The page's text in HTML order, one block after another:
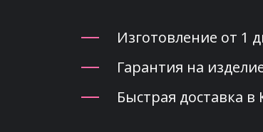
Изготовление от 1
Гарантия на
Быстрая доставка